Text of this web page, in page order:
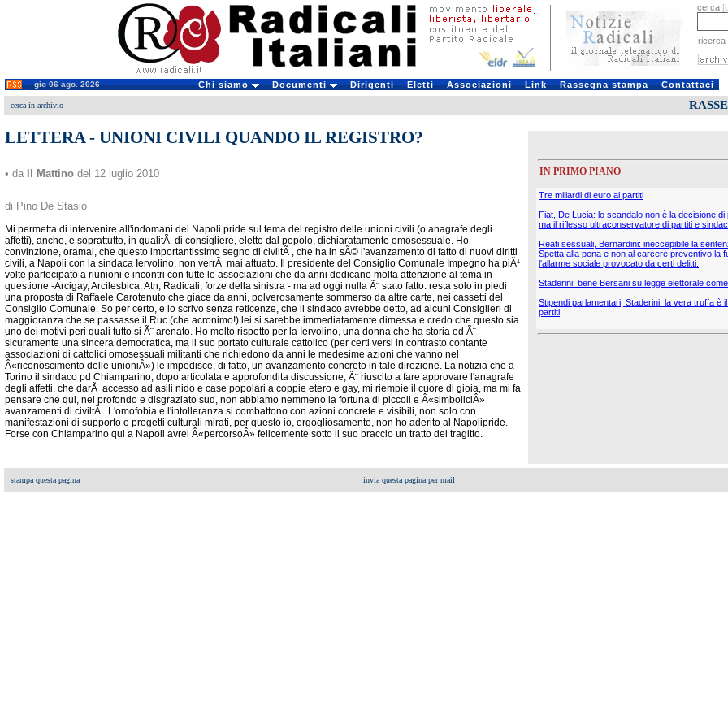
cerca
ricerca
gio 06 ago. 2026 Chi siamo Documenti Dirigenti Eletti Associazioni Link Rassegna stampa Contattaci
cerca in archivio
LETTERA - UNIONI CIVILI QUANDO IL REGISTRO?
• da Il Mattino del 12 luglio 2010
di Pino De Stasio
Mi permetta di intervenire all'indomani del Napoli pride sul tema del registro delle unioni civili (o anagrafe degli
affetti), anche, e soprattutto, in qualitÃ di consigliere, eletto dal popolo, dichiaratamente omosessuale. Ho
convinzione, oramai, che questo importantissimo segno di civiltÃ , che ha in sÃ© l'avanzamento di fatto di nuovi diritti
civili, a Napoli con la sindaca Iervolino, non verrÃ mai attuato. Il presidente del Consiglio Comunale Impegno ha piÃ¹
volte partecipato a riunioni e incontri con tutte le associazioni che da anni dedicano molta attenzione al tema in
questione -Arcigay, Arcilesbica, Atn, Radicali, forze della sinistra - ma ad oggi nulla Ã¨ stato fatto: resta solo in piedi
una proposta di Raffaele Carotenuto che giace da anni, polverosamente sommerso da altre carte, nei cassetti del
Consiglio Comunale. So per certo, e lo scrivo senza reticenze, che il sindaco avrebbe detto, ad alcuni Consiglieri di
maggioranza che se passasse il Ruc (che acronimo!) lei si sarebbe immediatamente dimessa e credo che questo sia
uno dei motivi peri quali tutto si Ã¨ arenato. Ho molto rispetto per la Iervolino, una donna che ha storia ed Ã¨
sicuramente una sincera democratica, ma il suo portato culturale cattolico (per certi versi in contrasto contante
associazioni di cattolici omosessuali militanti che richiedono da anni le medesime azioni che vanno nel
Â«riconoscimento delle unioniÂ») le impedisce, di fatto, un avanzamento concreto in tale direzione. La notizia che a
Torino il sindaco pd Chiamparino, dopo articolata e approfondita discussione, Ã¨ riuscito a fare approvare l'anagrafe
degli affetti, che darÃ accesso ad asili nido e case popolari a coppie etero e gay, mi riempie il cuore di gioia, ma mi fa
pensare che qui, nel profondo e disgraziato sud, non abbiamo nemmeno la fortuna di piccoli e Â«simboliciÂ»
avanzamenti di civiltÃ . L'omofobia e l'intolleranza si combattono con azioni concrete e visibili, non solo con
manifestazioni di supporto o progetti culturali mirati, per questo io, orgogliosamente, non ho aderito al Napolipride.
Forse con Chiamparino qui a Napoli avrei Â«percorsoÂ» felicemente sotto il suo braccio un tratto del tragitto.
IN PRIMO PIANO
Tre miliardi di euro ai partiti
Fiat, De Lucia: lo scandalo non è la decisione di
ma il riflesso ultraconservatore di partiti e
Reati sessuali, Bernardini: ineccepibile la
Spetta alla pena e non al carcere preventivo la
l'allarme sociale provocato da certi delitti.
Staderini: bene Bersani su legge elettorale
Stipendi parlamentari, Staderini: la vera truffa è
partiti
stampa questa pagina invia questa pagina per mail